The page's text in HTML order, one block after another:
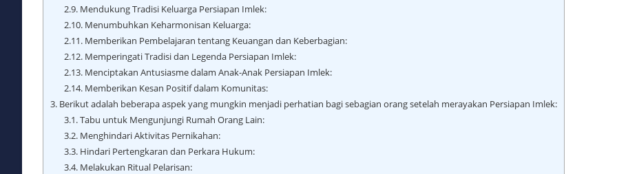
2.9.Mendukung Tradisi Keluarga Persiapan Imlek:
2.10.Menumbuhkan Keharmonisan Keluarga:
2.11.Memberikan Pembelajaran tentang Keuangan dan Keberbagian:
2.12.Memperingati Tradisi dan Legenda Persiapan Imlek:
2.13.Menciptakan Antusiasme dalam Anak-Anak Persiapan Imlek:
2.14.Memberikan Kesan Positif dalam Komunitas:
3. Berikut adalah beberapa aspek yang mungkin menjadi perhatian bagi sebagian orang setelah merayakan Persiapan Imlek:
3.1.Tabu untuk Mengunjungi Rumah Orang Lain:
3.2.Menghindari Aktivitas Pernikahan:
3.3.Hindari Pertengkaran dan Perkara Hukum:
3.4.Melakukan Ritual Pelarisan: